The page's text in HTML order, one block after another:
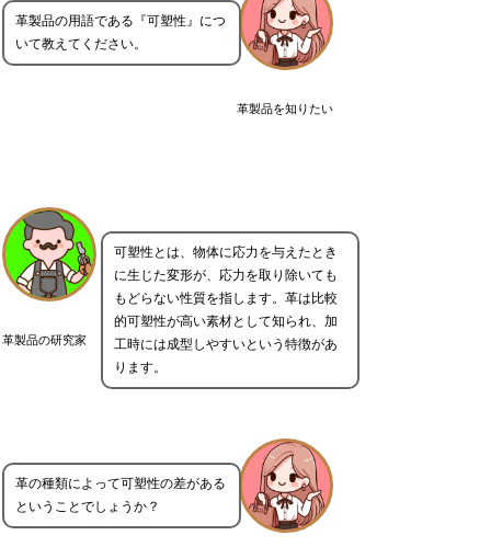
革製品を知りたい
革製品の用語である『可塑性』につ
いて教えてください。
革製品の研究家
可塑性とは、物体に応力を与えたとき
に生じた変形が、応力を取り除いても
もどらない性質を指します。革は比較
的可塑性が高い素材として知られ、加
工時には成型しやすいという特徴があ
ります。
革の種類によって可塑性の差がある
ということでしょうか？